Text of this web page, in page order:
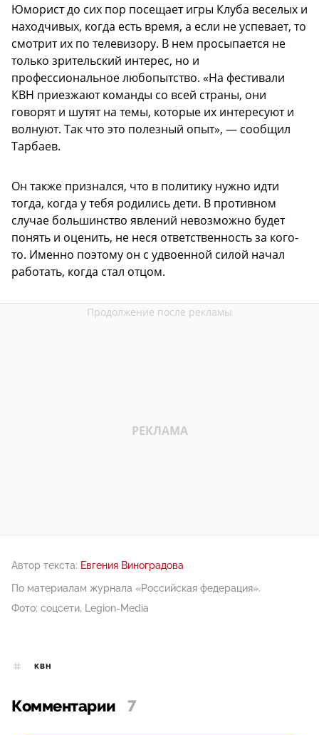
Юморист до сих пор посещает игры Клуба веселых и
находчивых, когда есть время, а если не успевает, то
смотрит их по телевизору. В нем просыпается не
только зрительский интерес, но и
профессиональное любопытство. «На фестивали
КВН приезжают команды со всей страны, они
говорят и шутят на темы, которые их интересуют и
волнуют. Так что это полезный опыт», — сообщил
Тарбаев.
Он также признался, что в политику нужно идти
тогда, когда у тебя родились дети. В противном
случае большинство явлений невозможно будет
понять и оценить, не неся ответственность за кого-
то. Именно поэтому он с удвоенной силой начал
работать, когда стал отцом.
Автор текста: Евгения Виноградова
По материалам журнала «Российская федерация».
Фото: соцсети, Legion-Media
КВН
Комментарии 7